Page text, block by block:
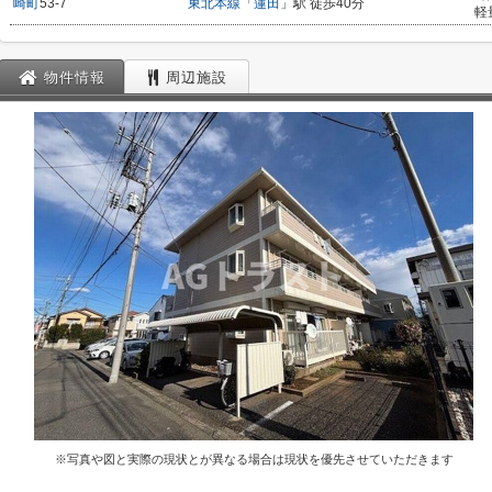
崎町 53-7 東北本線 「 蓮田 」駅 徒歩40分
軽
物件情報 周辺施設
※写真や図と実際の現状とが異なる場合は現状を優先させていただきます